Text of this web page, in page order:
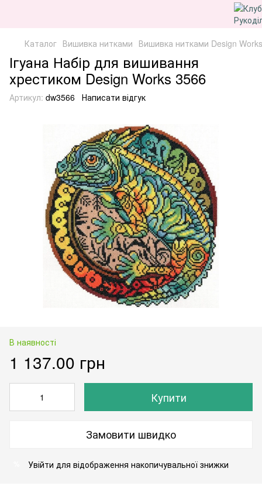
Каталог Вишивка нитками Вишивка нитками Design Works
Ігуана Набір для вишивання
хрестиком Design Works 3566
Артикул: dw3566 Написати відгук
В наявності
1 137.00 грн
Купити
Замовити швидко
Увійти для відображення накопичувальної знижки